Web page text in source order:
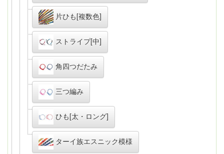
片ひも[複数色]
ストライプ[中]
角四つだたみ
三つ編み
ひも[太・ロング]
ターイ族エスニック模様